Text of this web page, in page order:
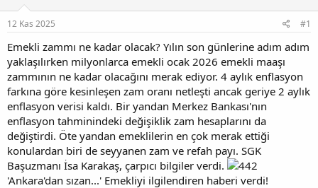
u
b
a
ş
l
a
t
a
n
g
ı
ç
t
a
r
i
h
i
12 Kas 2025 #1
Emekli zammı ne kadar olacak? Yılın son günlerine adım adım
yaklaşılırken milyonlarca emekli ocak 2026 emekli maaşı
zammının ne kadar olacağını merak ediyor. 4 aylık enflasyon
farkına göre kesinleşen zam oranı netleşti ancak geriye 2 aylık
enflasyon verisi kaldı. Bir yandan Merkez Bankası'nın
enflasyon tahminindeki değişiklik zam hesaplarını da
değiştirdi. Öte yandan emeklilerin en çok merak ettiği
konulardan biri de seyyanen zam ve refah payı. SGK
Başuzmanı İsa Karakaş, çarpıcı bilgiler verdi.
'Ankara'dan sızan...' Emekliyi ilgilendiren haberi verdi!